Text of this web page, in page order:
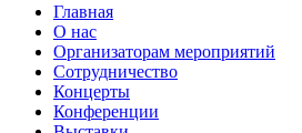
Главная
О нас
Организаторам мероприятий
Сотрудничество
Концерты
Конференции